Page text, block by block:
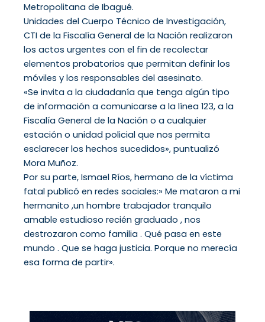
Metropolitana de Ibagué.
Unidades del Cuerpo Técnico de Investigación,
CTI de la Fiscalía General de la Nación realizaron
los actos urgentes con el fin de recolectar
elementos probatorios que permitan definir los
móviles y los responsables del asesinato.
«Se invita a la ciudadanía que tenga algún tipo
de información a comunicarse a la línea 123, a la
Fiscalía General de la Nación o a cualquier
estación o unidad policial que nos permita
esclarecer los hechos sucedidos», puntualizó
Mora Muñoz.
Por su parte, Ismael Ríos, hermano de la víctima
fatal publicó en redes sociales:» Me mataron a mi
hermanito ,un hombre trabajador tranquilo
amable estudioso recién graduado , nos
destrozaron como familia . Qué pasa en este
mundo . Que se haga justicia. Porque no merecía
esa forma de partir».